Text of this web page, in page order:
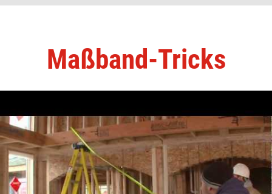
Maßband-Tricks